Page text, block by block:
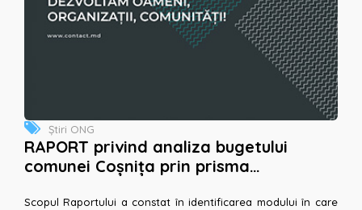
Știri ONG
RAPORT privind analiza bugetului
comunei Coșnița prin prisma
locală 2020-2025
Scopul Raportului a constat în identificarea modului în care